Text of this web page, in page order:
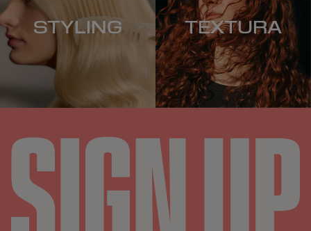
STYLING TEXTURA